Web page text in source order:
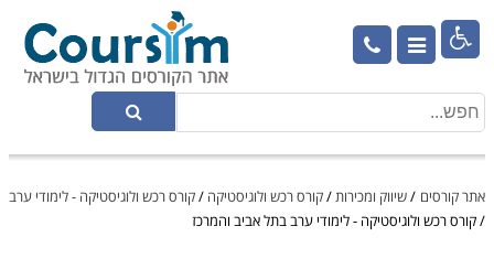

אתר קורסים /שיווק ומכירות/קורס רכש ולוגיסטיקה /קורס רכש ולוגיסטיקה - לימודי ערב
/קורס רכש ולוגיסטיקה - לימודי ערב בתל אביב והמרכז